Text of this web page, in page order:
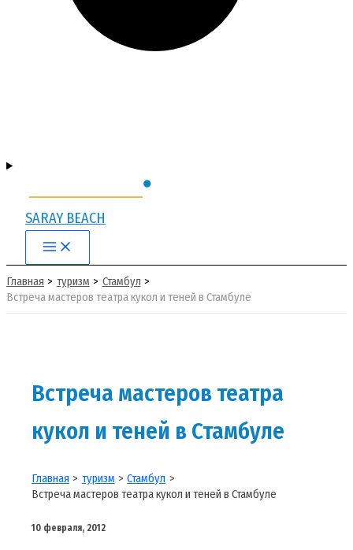
SARAY BEACH
Main
Menu
Главная туризм
Стамбул
Встреча мастеров театра кукол и теней в Стамбуле
Встреча мастеров театра
кукол и теней в Стамбуле
Главная туризм
Стамбул
Встреча мастеров театра кукол и теней в Стамбуле
10 февраля, 2012